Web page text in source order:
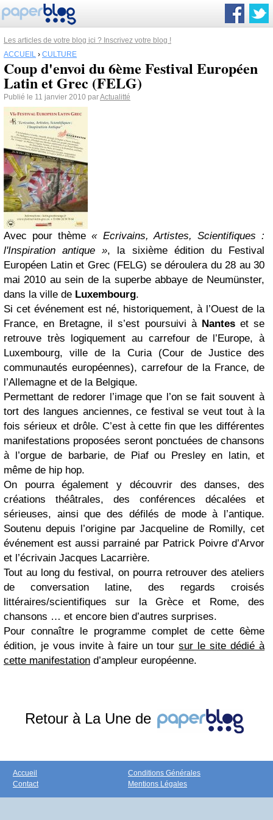
Les articles de votre blog ici ? Inscrivez votre blog !
ACCUEIL › CULTURE
Coup d'envoi du 6ème Festival Européen
Latin et Grec (FELG)
Publié le 11 janvier 2010 parActualitté
Avec pour thème« Ecrivains, Artistes, Scientifiques :
l'Inspiration antique », la sixième édition du Festival
Européen Latin et Grec (FELG) se déroulera du 28 au 30
mai 2010 au sein de la superbe abbaye de Neumünster,
dans la ville de Luxembourg.
Si cet événement est né, historiquement, à l’Ouest de la
France, en Bretagne, il s’est poursuivi à Nanteset se
retrouve très logiquement au carrefour de l’Europe, à
Luxembourg, ville de la Curia (Cour de Justice des
communautés européennes), carrefour de la France, de
l’Allemagne et de la Belgique.
Permettant de redorer l’image que l’on se fait souvent à
tort des langues anciennes, ce festival se veut tout à la
fois sérieux et drôle. C’est à cette fin que les différentes
manifestations proposées seront ponctuées de chansons
à l’orgue de barbarie, de Piaf ou Presley en latin, et
même de hip hop.
On pourra également y découvrir des danses, des
créations théâtrales, des conférences décalées et
sérieuses, ainsi que des défilés de mode à l’antique.
Soutenu depuis l’origine par Jacqueline de Romilly, cet
événement est aussi parrainé par Patrick Poivre d’Arvor
et l’écrivain Jacques Lacarrière.
Tout au long du festival, on pourra retrouver des ateliers
de conversation latine, des regards croisés
littéraires/scientifiques sur la Grèce et Rome, des
chansons … et encore bien d’autres surprises.
Pour connaître le programme complet de cette 6ème
édition, je vous invite à faire un toursur le site dédié à
cette manifestation d’ampleur européenne.
Retour à La Une de
Accueil
Contact
Conditions Générales
Mentions Légales